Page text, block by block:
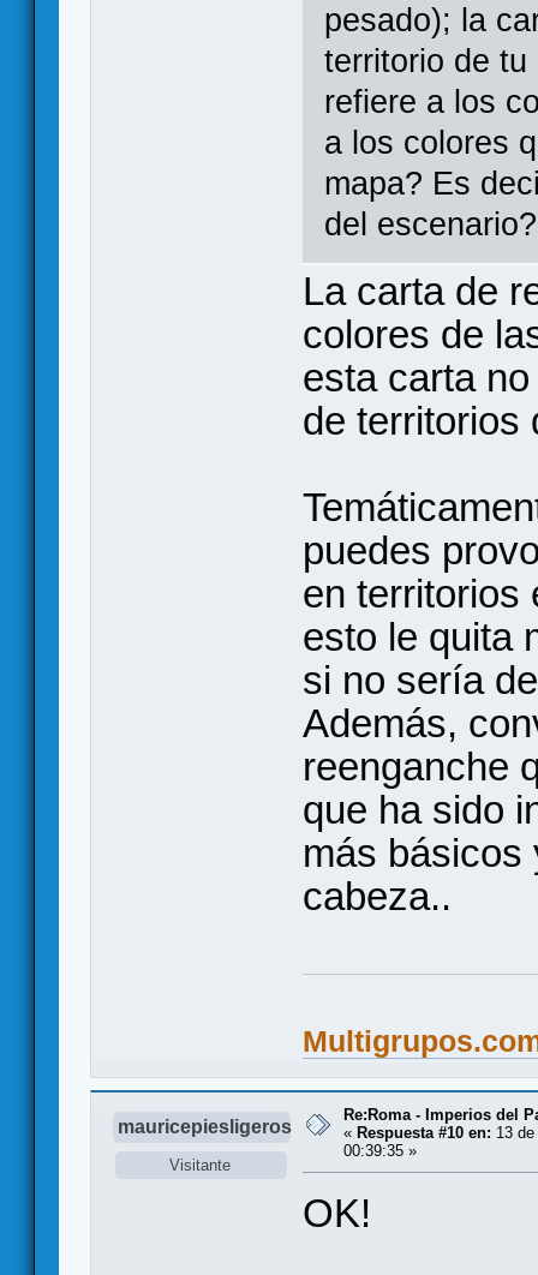
pesado); la
territorio de
refiere a los
a los colores
mapa? Es
del escenario?
La carta de
colores de
esta carta
de territorios
puedes
en territorios
esto le quita
si no sería
Además,
reenganche
que ha sido
más básicos
cabeza..
mauricepiesligeros
Visitante
Re:Roma - Imperios del
« Respuesta #10 en: 13
00:39:35 »
OK!